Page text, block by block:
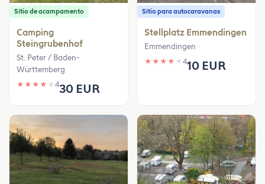
Sítio de acampamento
Camping
Steingrubenhof
St. Peter / Baden-
Württemberg
★ ★ ★ ★ ★ 430 EUR
Sítio para autocaravanas
Stellplatz Emmendingen
Emmendingen
★ ★ ★ ★ ★ 410 EUR